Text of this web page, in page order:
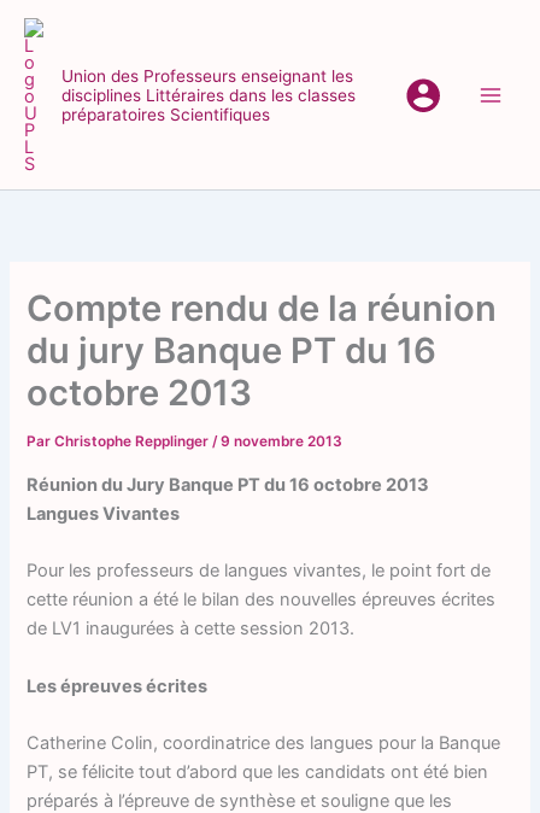
Aller
contenuUnion des Professeurs enseignant les
disciplines Littéraires dans les classes
préparatoires Scientifiques
Compte rendu de la réunion
du jury Banque PT du 16
octobre 2013
ParChristophe Repplinger/9 novembre 2013
Réunion du Jury Banque PT du 16 octobre 2013
Langues Vivantes
Pour les professeurs de langues vivantes, le point fort de
cette réunion a été le bilan des nouvelles épreuves écrites
de LV1 inaugurées à cette session 2013.
Les épreuves écrites
Catherine Colin, coordinatrice des langues pour la Banque
PT, se félicite tout d’abord que les candidats ont été bien
préparés à l’épreuve de synthèse et souligne que les